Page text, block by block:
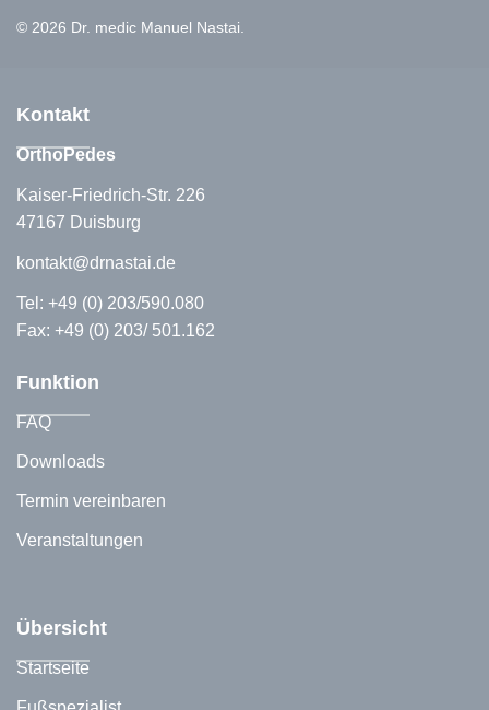
© 2026 Dr. medic Manuel Nastai.
Kontakt
OrthoPedes
Kaiser-Friedrich-Str. 226
47167 Duisburg
kontakt@drnastai.de
Tel: +49 (0) 203/590.080
Fax: +49 (0) 203/ 501.162
Funktion
FAQ
Downloads
Termin vereinbaren
Veranstaltungen
Übersicht
Startseite